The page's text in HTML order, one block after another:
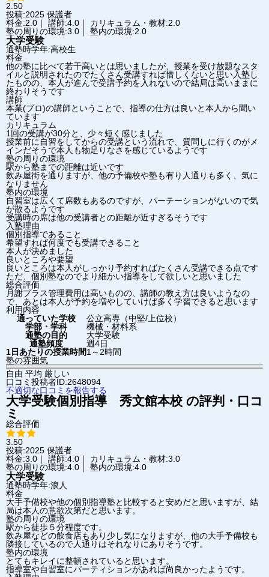
2.50
投稿:2025 保護者
料金:2.0｜ 講師:4.0｜ カリキュラム・教材:2.0
塾の周りの環境:3.0｜ 塾内の環境:2.0
大学受験
通塾時学年:高校生
料金
他の塾に比べて若干高いとは思いましたが、授業を受け放題なスタ
イルと説明されたのでたくさん受講すれば惜しくないと思い入塾し
たものの、本人が進んで受講予約を入れないので結局は高いままに
終わりそうです
講師
本業(プロ)の講師ということで、指導の仕方は良いと本人から聞い
ています
カリキュラム
1回の受講が30分と、少々短く感じました
授業前に自習をしてからの受講という流れで、質問しに行くのがメ
インだそうで本人も物足りなさを感じているようです
塾の周りの環境
駅から塾までの距離は近いです
飲み屋街を通りますが、他の予備校や塾も有り人通りも多く、気に
なりません
塾内の環境
自習室は広くて席数もあるのですが、パーテーションがないので気
が散るようです
受講時の席は他の受講者との距離が近すぎるそうです
入塾理由
個別指導であること
希望すれば何度でも受講できること
本人が決めました
良いところや要望
良いところは本人がしっかり予約すればたくさん受講できる点です
ただ、個別塾なのでより細かい指導をして欲しいと思いました
総合評価
月謝プラス管理費用は高いものの、講師の教え方は良いようなの
で、あとは本人が予約を増やしていけば多く学習できると思います
利用内容
通っていた学校
公立高専（中堅/上位校）
学部・学科
機械・材料系
通塾の目的
大学受験
通塾頻度
週4日
1日あたりの授業時間1～2時間
塾の雰囲気
自由 平均 厳しい
口コミ投稿者ID:2648094
不適切な口コミを報告する
大学受験個別指導 秀文館本校 の評判・口コ
ミ
総合評価
3.50
投稿:2025 保護者
料金:3.0｜ 講師:4.0｜ カリキュラム・教材:3.0
塾の周りの環境:4.0｜ 塾内の環境:4.0
大学受験
通塾時学年:浪人
料金
大手予備校や他の個別指導塾と比較すると安めだと思いますが、結
局は本人の意欲次第だと思います。
塾の周りの環境
駅から徒歩５分程度です。
飲み屋などの飲食店もあり少し気になりますが、他の大手予備校も
隣接しているので人通りはそれなりにありそうです。
塾内の環境
とてもキレイに整頓されていると思います。
指導室や自習室にパーティションがあれば尚良かったようです。